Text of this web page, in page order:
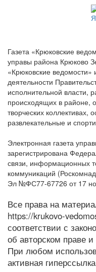
Газета «Крюковские
управы района Крюково
«Крюковские
деятельности
исполнительной власти,
происходящих в районе,
творческих коллективах,
развлекательные и
Электронная газета
зарегистрирована
связи, информационных
коммуникаций
Эл №ФС77-67726 от 17
Все права на
https://krukovo-
соответствии с
об авторском праве
При любом
активная